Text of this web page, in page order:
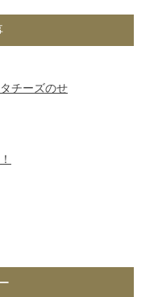
チーズのせ